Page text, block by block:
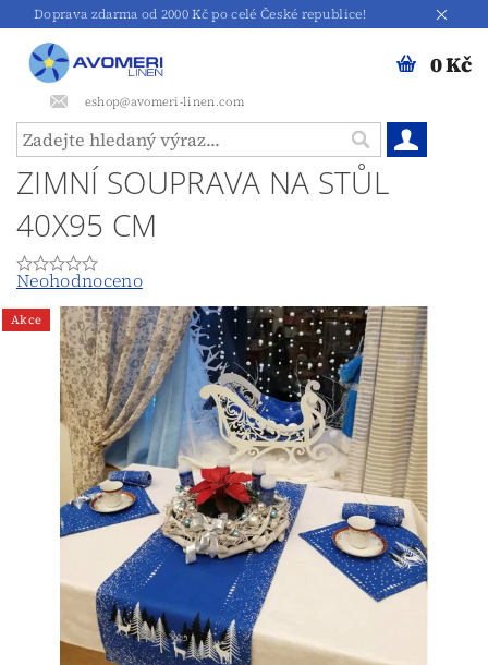
Doprava zdarma od 2000 Kč po celé České republice!
eshop@avomeri-linen.com
0 Kč
ZIMNÍ SOUPRAVA NA STŮL
40X95 CM
Neohodnoceno
Akce